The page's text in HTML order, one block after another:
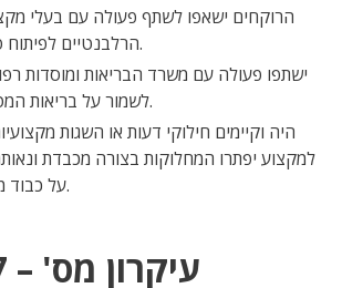
הרוקחים ישאפו לשתף פעולה עם בעלי
הרלבנטיים לפיתוח טיפול תרופתי.
ישתפו פעולה עם משרד הבריאות ומוסדות
לשמור על בריאות המטופל והציבור.
היה וקיימים חילוקי דעות או השגות
למקצוע יפתרו המחלוקות בצורה מכבדת
על כבוד מקצועי והדדי.